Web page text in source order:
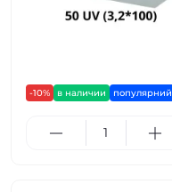
-10% в наличии популярний